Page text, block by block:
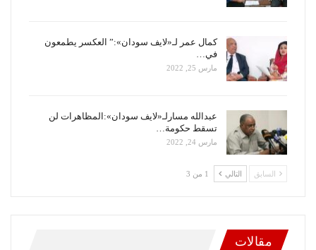
كمال عمر لـ«لايف سودان»:” العكسر يطمعون
في…
مارس 25, 2022
عبدالله مسارلـ«لايف سودان»:المظاهرات لن
تسقط حكومة…
مارس 24, 2022
السابق التالي 1 من 3
مقالات